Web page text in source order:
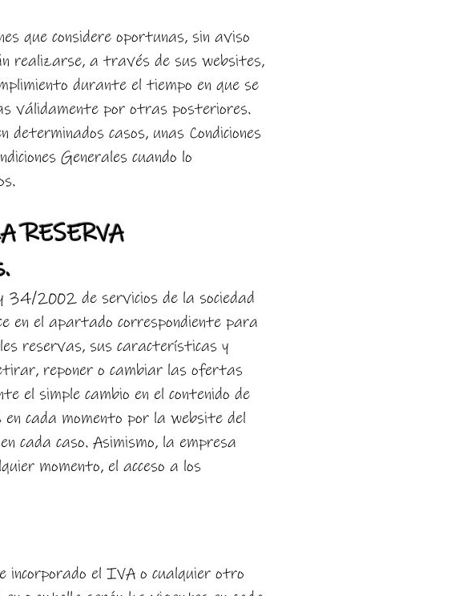
que considere oportunas, sin aviso
realizarse, a través de sus websites,
durante el tiempo en que se
válidamente por otras posteriores.
casos, unas Condiciones
Generales cuando lo
RESERVA
34/2002 de servicios de la sociedad
en el apartado correspondiente para
reservas, sus características y
reponer o cambiar las ofertas
el simple cambio en el contenido de
cada momento por la website del
cada caso. Asimismo, la empresa
momento, el acceso a los
incorporado el IVA o cualquier otro